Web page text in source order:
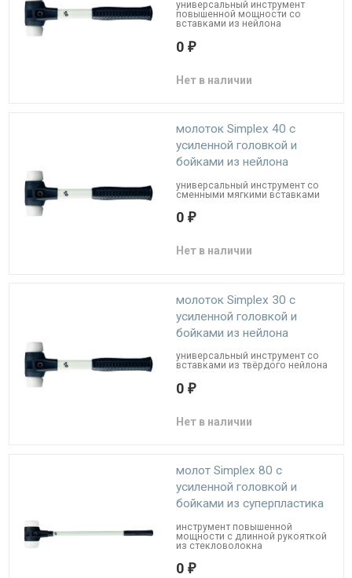
универсальный инструмент
повышенной мощности со
вставками из нейлона
0 ₽
Нет в наличии
молоток Simplex 40 с
усиленной головкой и
бойками из нейлона
универсальный инструмент со
сменными мягкими вставками
0 ₽
Нет в наличии
молоток Simplex 30 с
усиленной головкой и
бойками из нейлона
универсальный инструмент со
вставками из твёрдого нейлона
0 ₽
Нет в наличии
молот Simplex 80 с
усиленной головкой и
бойками из суперпластика
инструмент повышенной
мощности с длинной рукояткой
из стекловолокна
0 ₽